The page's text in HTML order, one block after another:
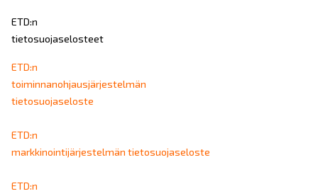
ETD:n
tietosuojaselosteet
ETD:n
toiminnanohjausjärjestelmän
tietosuojaseloste
ETD:n
markkinointijärjestelmän tietosuojaseloste
ETD:n